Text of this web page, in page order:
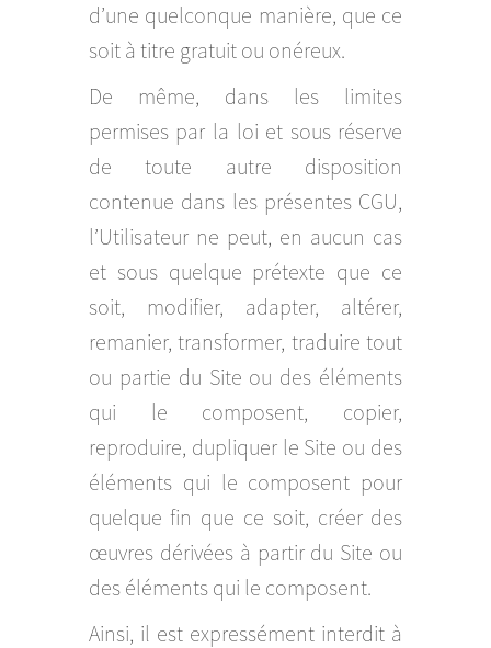
d’une quelconque manière, que ce
soit à titre gratuit ou onéreux.
De même, dans les limites
permises par la loi et sous réserve
de toute autre disposition
contenue dans les présentes CGU,
l’Utilisateur ne peut, en aucun cas
et sous quelque prétexte que ce
soit, modifier, adapter, altérer,
remanier, transformer, traduire tout
ou partie du Site ou des éléments
qui le composent, copier,
reproduire, dupliquer le Site ou des
éléments qui le composent pour
quelque fin que ce soit, créer des
œuvres dérivées à partir du Site ou
des éléments qui le composent.
Ainsi, il est expressément interdit à